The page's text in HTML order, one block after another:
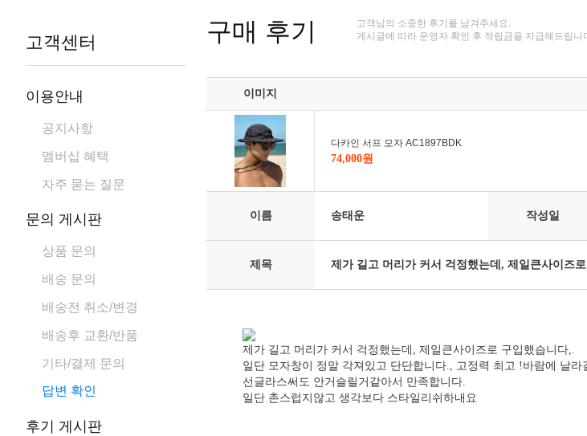
고객센터
이용안내
공지사항
멤버십 혜택
자주 묻는 질문
문의 게시판
상품 문의
배송 문의
배송전 취소/변경
배송후 교환/반품
기타/결제 문의
답변 확인
후기 게시판
구매 후기
고객님의 소중한 후기를 남겨주세요.
게시글에 따라 운영자 확인 후 적립금을 지급해드립니
이미지
다카인 서프 모자 AC1897BDK
74,000원
이름 송태운 작성일
제목 제가 길고 머리가 커서 걱정했는데, 제일큰사이즈로
제가 길고 머리가 커서 걱정했는데, 제일큰사이즈로 구입했습니다,.
일단 모자창이 정말 각져있고 단단합니다., 고정력 최고 !바람에 날라
선글라스써도 안거슬릴거같아서 만족합니다.
일단 촌스럽지않고 생각보다 스타일리쉬하내요